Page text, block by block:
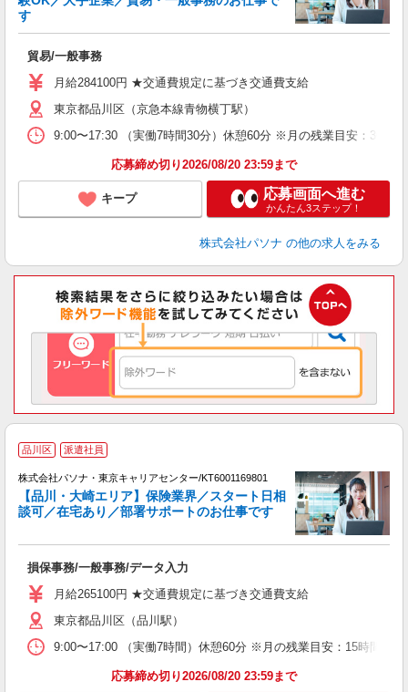
す
貿易/一般事務
月給284100円 ★交通費規定に基づき交通費支給
東京都品川区（京急本線青物横丁駅）
9:00〜17:30 （実働7時間30分）休憩60分 ※月の残業目安：30時
応募締め切り2026/08/20 23:59まで
キープ 応募画面へ進む
かんたん3ステップ！
株式会社パソナ の他の求人をみる
品川区 派遣社員
株式会社パソナ・東京キャリアセンター/KT6001169801
【品川・大崎エリア】保険業界／スタート日相
談可／在宅あり／部署サポートのお仕事です
損保事務/一般事務/データ入力
月給265100円 ★交通費規定に基づき交通費支給
東京都品川区（品川駅）
9:00〜17:00 （実働7時間）休憩60分 ※月の残業目安：15時間以
応募締め切り2026/08/20 23:59まで